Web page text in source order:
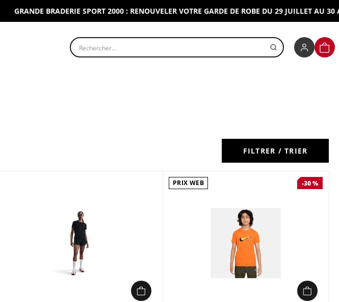
GRANDE BRADERIE SPORT 2000 : RENOUVELER VOTRE GARDE DE ROBE DU 29 JUILLET AU 30
Rechercher un produit
FILTRER / TRIER
PRIX WEB -30 %